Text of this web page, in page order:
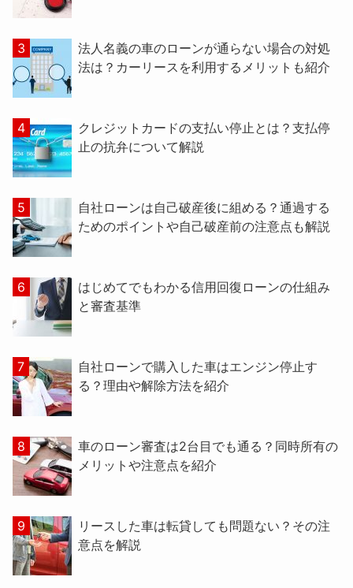
法人名義の車のローンが通らない場合の対処
法は？カーリースを利用するメリットも紹介
クレジットカードの支払い停止とは？支払停
止の抗弁について解説
自社ローンは自己破産後に組める？通過する
ためのポイントや自己破産前の注意点も解説
はじめてでもわかる信用回復ローンの仕組み
と審査基準
自社ローンで購入した車はエンジン停止す
る？理由や解除方法を紹介
車のローン審査は2台目でも通る？同時所有の
メリットや注意点を紹介
リースした車は転貸しても問題ない？その注
意点を解説